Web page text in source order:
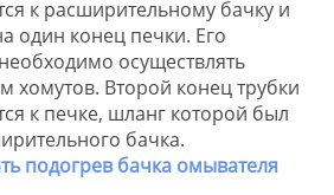
к расширительному бачку и
один конец печки. Его
осуществлять
хомутов. Второй конец трубки
к печке, шланг которой был
бачка.